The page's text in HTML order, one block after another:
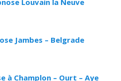
Louvain la Neuve
Jambes – Belgrade
à Champlon – Ourt – Aye